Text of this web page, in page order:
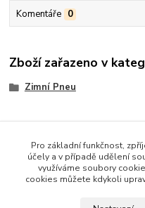
Komentáře 0
Zboží zařazeno v
Zimní Pneu
Kontakt
Pro základní funkčnost,
účely a v případě udělení
využíváme soubory
cookies můžete kdykoli